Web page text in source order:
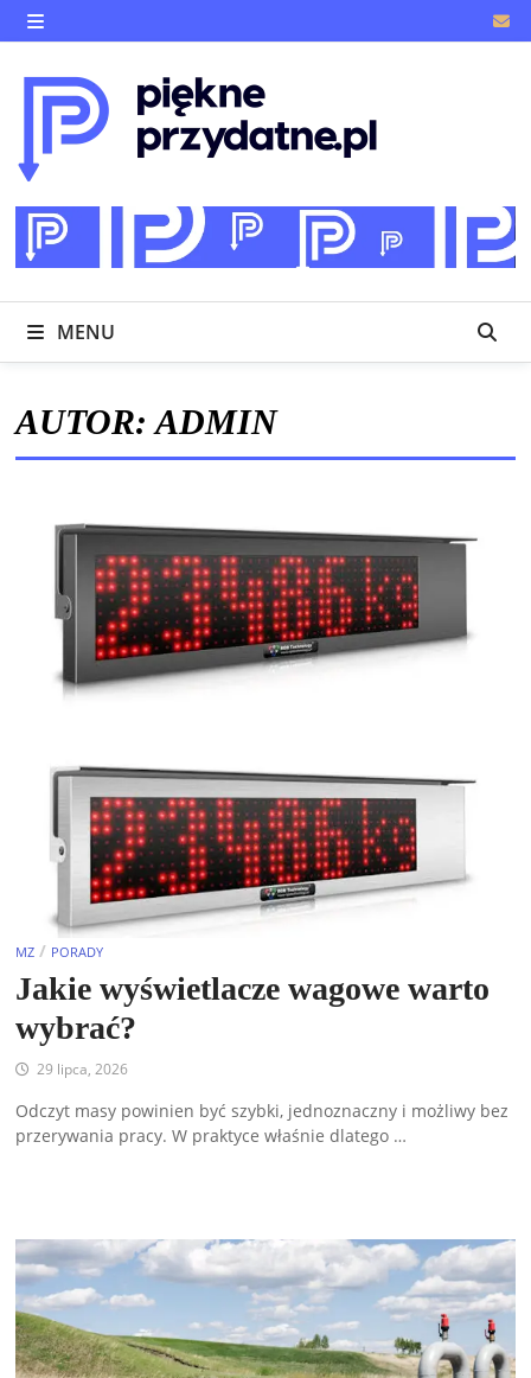
Skip
to
MENU
MENU
AUTOR:ADMIN
MZ / PORADY
Jakie wyświetlacze wagowe warto
wybrać?
29 lipca, 2026
Odczyt masy powinien być szybki, jednoznaczny i możliwy bez
przerywania pracy. W praktyce właśnie dlatego …